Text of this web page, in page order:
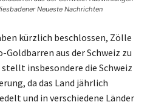
Neueste Nachrichten
kürzlich beschlossen, Zölle
aus der Schweiz zu
insbesondere die Schweiz
da das Land jährlich
und in verschiedene Länder